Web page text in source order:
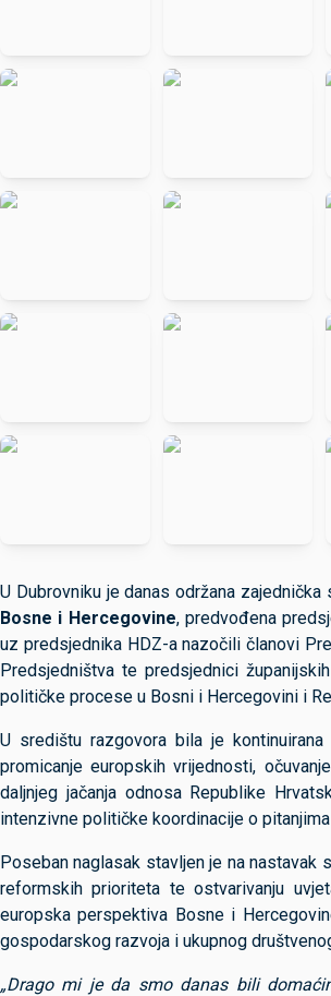
U Dubrovniku je danas održana zajednička
Bosne i Hercegovine, predvođena
uz predsjednika HDZ-a nazočili članovi
Predsjedništva te predsjednici
političke procese u Bosni i Hercegovini i
U središtu razgovora bila je
promicanje europskih vrijednosti,
daljnjeg jačanja odnosa Republike
intenzivne političke koordinacije o
Poseban naglasak stavljen je na
reformskih prioriteta te ostvarivanju
europska perspektiva Bosne i
gospodarskog razvoja i ukupnog
„Drago mi je da smo danas bili